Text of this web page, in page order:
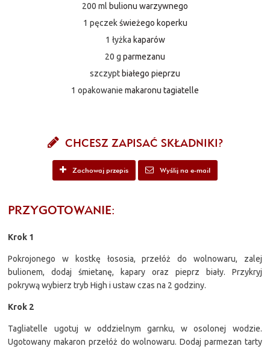
200 ml bulionu warzywnego
1 pęczek świeżego koperku
1 łyżka kaparów
20 g parmezanu
szczypt białego pieprzu
1 opakowanie makaronu tagiatelle
CHCESZ ZAPISAĆ SKŁADNIKI?
Zachowaj przepis Wyślij na e-mail
PRZYGOTOWANIE:
Krok 1
Pokrojonego w kostkę łososia, przełóż do wolnowaru, zalej
bulionem, dodaj śmietanę, kapary oraz pieprz biały. Przykryj
pokrywą wybierz tryb High i ustaw czas na 2 godziny.
Krok 2
Tagliatelle ugotuj w oddzielnym garnku, w osolonej wodzie.
Ugotowany makaron przełóż do wolnowaru. Dodaj parmezan tarty